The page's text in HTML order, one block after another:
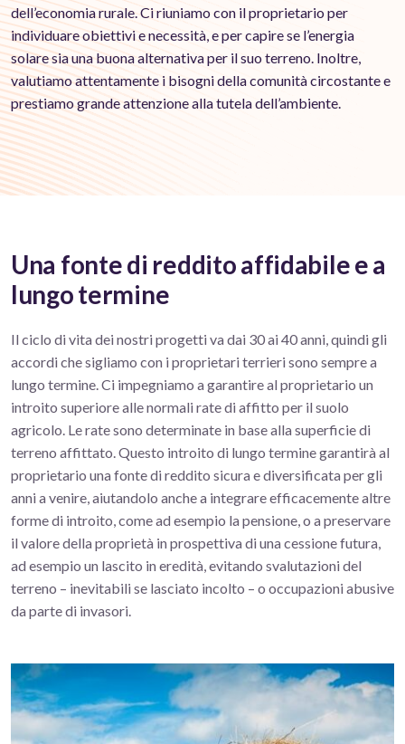
dell’economia rurale. Ci riuniamo con il proprietario per
individuare obiettivi e necessità, e per capire se l’energia
solare sia una buona alternativa per il suo terreno. Inoltre,
valutiamo attentamente i bisogni della comunità circostante e
prestiamo grande attenzione alla tutela dell’ambiente.
Una fonte di reddito affidabile e a
lungo termine
Il ciclo di vita dei nostri progetti va dai 30 ai 40 anni, quindi gli
accordi che sigliamo con i proprietari terrieri sono sempre a
lungo termine. Ci impegniamo a garantire al proprietario un
introito superiore alle normali rate di affitto per il suolo
agricolo. Le rate sono determinate in base alla superficie di
terreno affittato. Questo introito di lungo termine garantirà al
proprietario una fonte di reddito sicura e diversificata per gli
anni a venire, aiutandolo anche a integrare efficacemente altre
forme di introito, come ad esempio la pensione, o a preservare
il valore della proprietà in prospettiva di una cessione futura,
ad esempio un lascito in eredità, evitando svalutazioni del
terreno – inevitabili se lasciato incolto – o occupazioni abusive
da parte di invasori.